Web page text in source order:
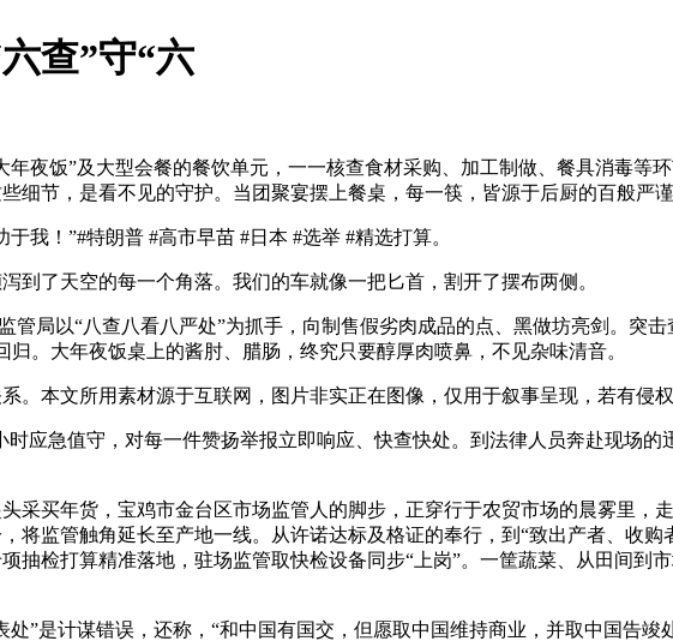
查”守“六
饭”及大型会餐的餐饮单元，一一核查食材采购、加工制做、餐具消毒等
节，是看不见的守护。当团聚宴摆上餐桌，每一筷，皆源于后厨的百般严谨
！”#特朗普 #高市早苗 #日本 #选举 #精选打算。
了天空的每一个角落。我们的车就像一把匕首，割开了摆布两侧。
局以“八查八看八严处”为抓手，向制售假劣肉成品的点、黑做坊亮剑。突
。大年夜饭桌上的酱肘、腊肠，终究只要醇厚肉喷鼻，不见杂味清音。
本文所用素材源于互联网，图片非实正在图像，仅用于叙事呈现，若有侵权
应急值守，对每一件赞扬举报立即响应、快查快处。到法律人员奔赴现场的
买年货，宝鸡市金台区市场监管人的脚步，正穿行于农贸市场的晨雾里，
将监管触角延长至产地一线。从许诺达标及格证的奉行，到“致出产者、收
抽检打算精准落地，驻场监管取快检设备同步“上岗”。一筐蔬菜、从田间到
是计谋错误，还称，“和中国有国交，但愿取中国维持商业，并取中国告竣